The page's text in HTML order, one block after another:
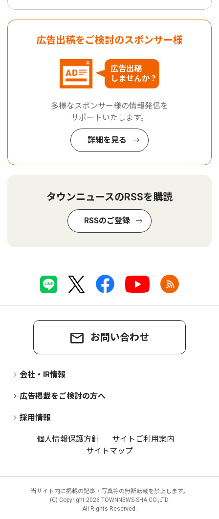
広告出稿をご検討のスポンサー様
広告出稿
しませんか？
多様なスポンサー様の情報発信を
サポートいたします。
詳細を見る
タウンニュースのRSSを購読
RSSのご登録
お問い合わせ
会社・IR情報
広告掲載をご検討の方へ
採用情報
個人情報保護方針
サイトご利用案内
サイトマップ
当サイト内に掲載の記事・写真等の無断転載を禁止します。
(C) Copyright 2026 TOWNNEWS-SHA CO.,LTD.
All Rights Reserved.